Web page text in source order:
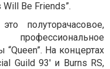
Be Friends”.
полуторачасовое,
На концертах
Guild 93' и Burns RS,